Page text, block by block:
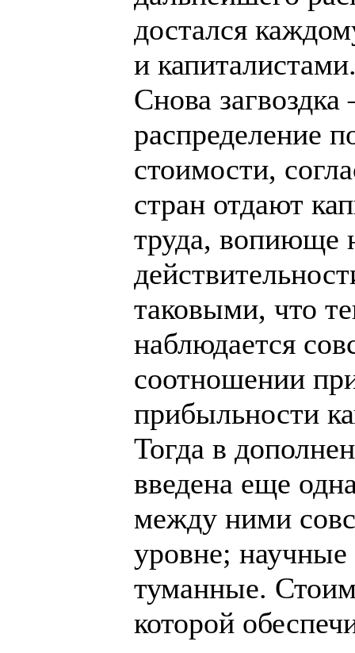
достался
и
Снова
распределение
стоимости,
стран отдают
труда, вопиюще
таковыми, что
наблюдается
соотношении
прибыльности
Тогда в
введена еще
между ними
уровне; научные
туманные.
которой